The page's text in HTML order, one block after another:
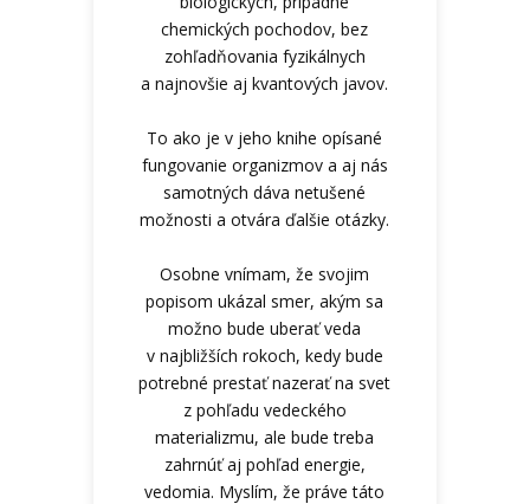
chemických pochodov, bez
zohľadňovania fyzikálnych
a najnovšie aj kvantových javov.
To ako je v jeho knihe opísané
fungovanie organizmov a aj nás
samotných dáva netušené
možnosti a otvára ďalšie otázky.
Osobne vnímam, že svojim
popisom ukázal smer, akým sa
možno bude uberať veda
v najbližších rokoch, kedy bude
potrebné prestať nazerať na svet
z pohľadu vedeckého
materializmu, ale bude treba
zahrnúť aj pohľad energie,
vedomia. Myslím, že práve táto